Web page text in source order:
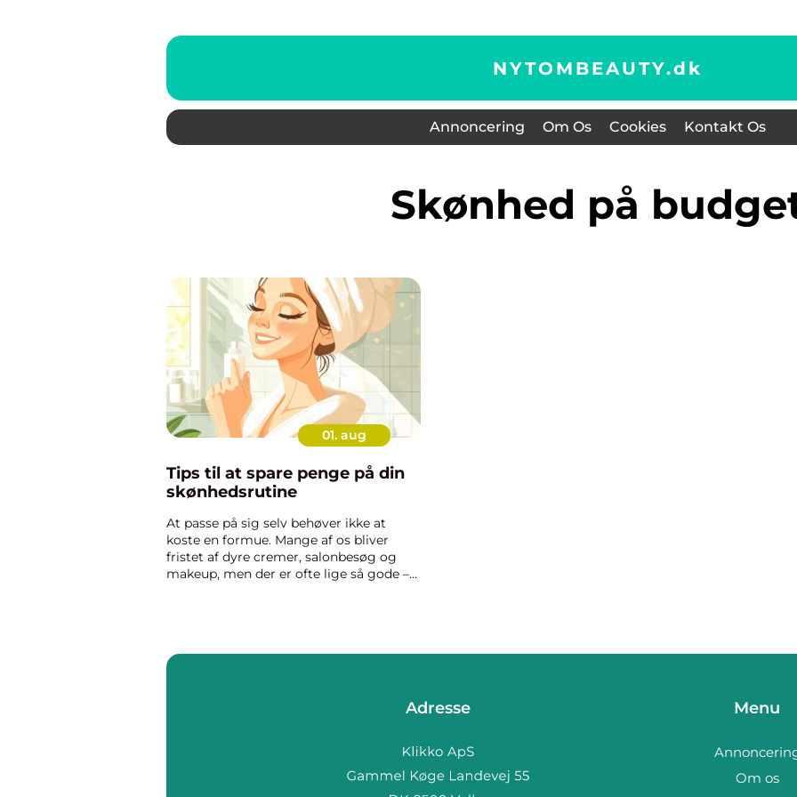
NYTOMBEAUTY.dk
Annoncering Om Os Cookies Kontakt Os
Skønhed på
01. aug
Tips til at spare penge på din
skønhedsrutine
At passe på sig selv behøver ikke at
koste en formue. Mange af os bliver
fristet af dyre cremer, salonbesøg og
makeup, men der er ofte lige så gode –
Adresse Menu
Om os